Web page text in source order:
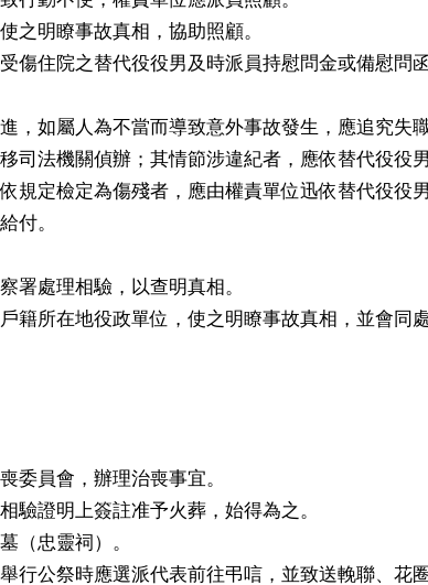
之明瞭事故真相，協助照顧。
傷住院之替代役役男及時派員持慰問金或備慰問
，如屬人為不當而導致意外事故發生，應追究失
司法機關偵辦；其情節涉違紀者，應依替代役役
規定檢定為傷殘者，應由權責單位迅依替代役役
付。
署處理相驗，以查明真相。
籍所在地役政單位，使之明瞭事故真相，並會同
委員會，辦理治喪事宜。
驗證明上簽註准予火葬，始得為之。
（忠靈祠）。
行公祭時應選派代表前往弔唁，並致送輓聯、花